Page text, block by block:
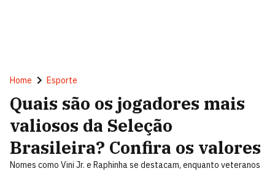
Home Esporte
Quais são os jogadores mais
valiosos da Seleção
Brasileira? Confira os valores
Nomes como Vini Jr. e Raphinha se destacam, enquanto veteranos